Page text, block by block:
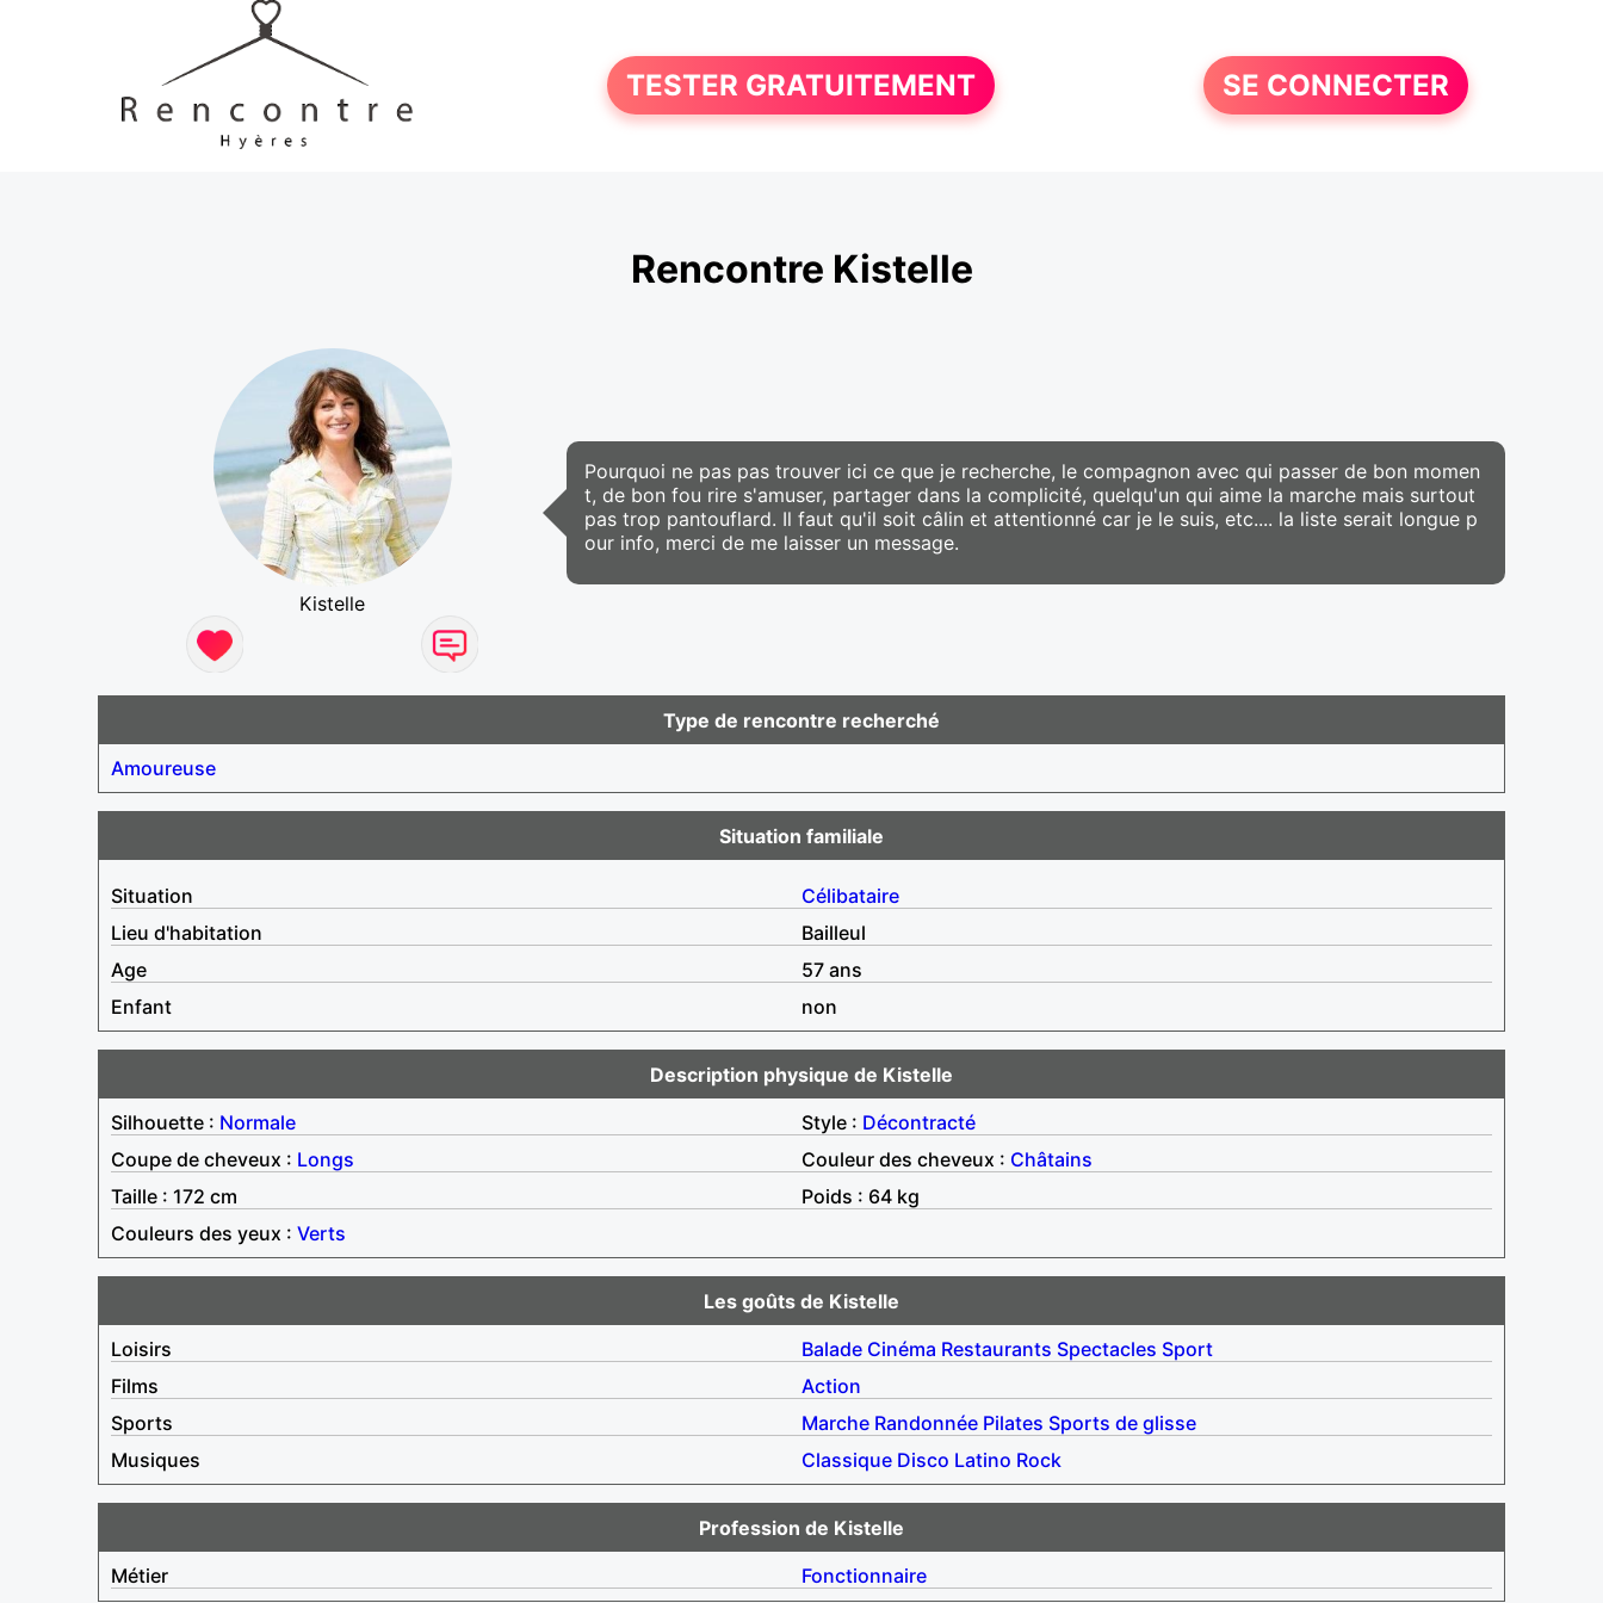
TESTER GRATUITEMENT SE CONNECTER
Rencontre Kistelle
Kistelle
Pourquoi ne pas pas trouver ici ce que je recherche, le compagnon avec qui passer de bon momen
t, de bon fou rire s'amuser, partager dans la complicité, quelqu'un qui aime la marche mais surtout
pas trop pantouflard. Il faut qu'il soit câlin et attentionné car je le suis, etc.... la liste serait longue p
our info, merci de me laisser un message.
Type de rencontre recherché
Amoureuse
Situation familiale
Situation
Célibataire
Lieu d'habitation
Bailleul
Age
57 ans
Enfant
non
Description physique de Kistelle
Silhouette : Normale Style : Décontracté
Coupe de cheveux : Longs Couleur des cheveux : Châtains
Taille : 172 cm
Poids : 64 kg
Couleurs des yeux : Verts
Les goûts de Kistelle
Loisirs
Balade Cinéma Restaurants Spectacles Sport
Films
Action
Sports
Marche Randonnée Pilates Sports de glisse
Musiques
Classique Disco Latino Rock
Profession de Kistelle
Métier
Fonctionnaire